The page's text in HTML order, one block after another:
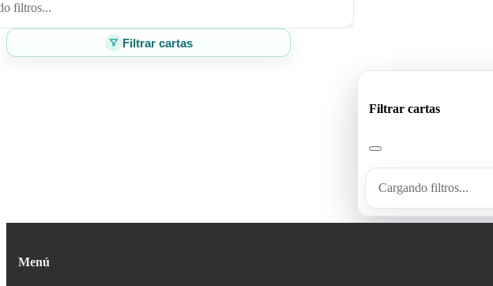
filtros...
Filtrar cartas
Filtrar cartas
Cargando filtros...
Menú